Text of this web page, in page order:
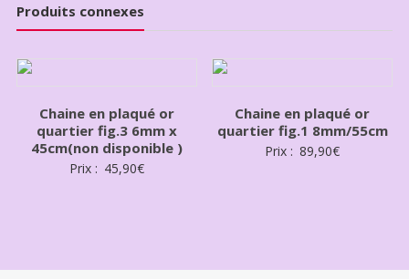
Produits connexes
Chaine en plaqué or
quartier fig.3 6mm x
45cm(non disponible )
Prix : 45,90€
Chaine en plaqué or
quartier fig.1 8mm/55cm
Prix : 89,90€